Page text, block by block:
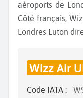
aéroports de
Côté français,
Londres Luton
Wizz Air
Code IATA :